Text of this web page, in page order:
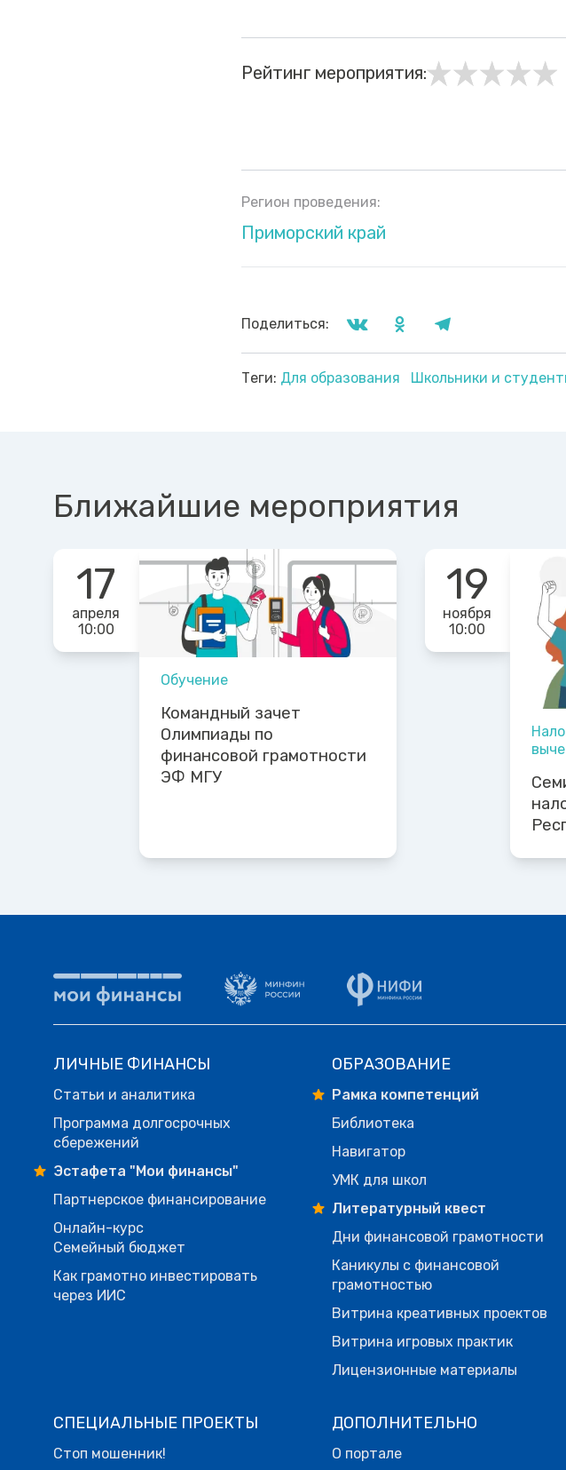
Рейтинг мероприятия:
Регион проведения:
Приморский край
Поделиться:
Теги: Для образования Школьники и
Ближайшие мероприятия
17
апреля
10:00
Обучение
Командный зачет
Олимпиады по
финансовой грамотности
ЭФ МГУ
19
ноября
10:00
ЛИЧНЫЕ ФИНАНСЫ
Статьи и аналитика
Программа долгосрочных
сбережений
Эстафета "Мои финансы"
Партнерское финансирование
Онлайн-курс
Семейный бюджет
Как грамотно инвестировать
через ИИС
ОБРАЗОВАНИЕ
Рамка компетенций
Библиотека
Навигатор
УМК для школ
Литературный квест
Дни финансовой грамотности
Каникулы с финансовой
грамотностью
Витрина креативных проектов
Витрина игровых практик
Лицензионные материалы
СПЕЦИАЛЬНЫЕ ПРОЕКТЫ
Стоп мошенник!
ДОПОЛНИТЕЛЬНО
О портале